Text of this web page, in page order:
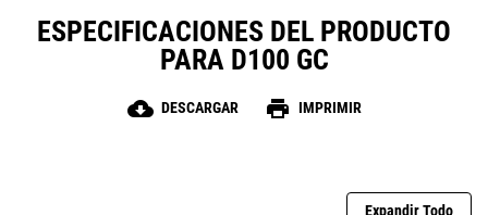
ESPECIFICACIONES DEL PRODUCTO
PARA D100 GC
cloud_download DESCARGAR print IMPRIMIR
Expandir Todo